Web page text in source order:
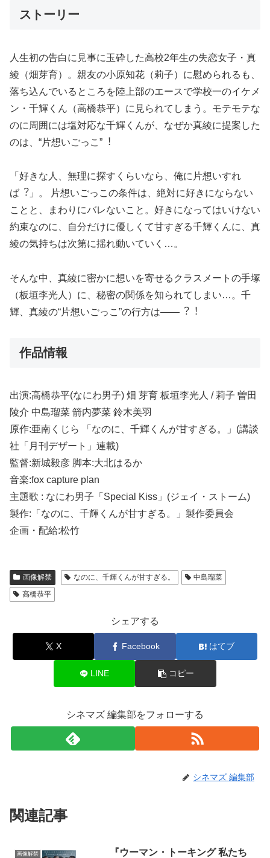
ストーリー
⼈⽣初の告⽩に⾒事に⽟砕した⾼校2年⽣の失恋⼥⼦・真
綾（畑芽育）。親友の⼩原知花（莉⼦）に慰められるも、
落ち込んでいるところを陸上部のエースで学校⼀のイケメ
ン・千輝くん（⾼橋恭平）に⾒られてしまう。モテモテな
のに周囲には塩対応な千輝くんが、なぜか真綾に提案した
のは、“⽚想いごっこ”︕
「好きな⼈、無理に探すくらいなら、俺に⽚想いすれ
ば︖」。 ⽚想いごっこの条件は、絶対に好きにならない
ことと、まわりにバレないこと。好きになってはいけない
約束なのに、⾃分だけに優しくて⽢すぎる千輝くんに、真
綾の気持ちは次第に揺れ動いていく…。
そんな中、真綾に密かに想いを寄せるクラスメートの⼿塚
（板垣李光⼈）に、秘密の関係を知られてしまい…。千
輝、真綾の“⽚想いごっこ”の⾏⽅は――︖︕
作品情報
出演:⾼橋恭平(なにわ男⼦) 畑 芽育 板垣李光⼈ / 莉⼦ 曽⽥
陵介 中島瑠菜 箭内夢菜 鈴⽊美⽻
原作:亜南くじら 「なのに、千輝くんが⽢すぎる。」(講談
社「⽉刊デザート」連載)
監督:新城毅彦 脚本:⼤北はるか
⾳楽:fox capture plan
主題歌 : なにわ男⼦「Special Kiss」(ジェイ・ストーム)
製作:「なのに、千輝くんが⽢すぎる。」製作委員会
企画・配給:松⽵
画像解禁 なのに、千輝くんが甘すぎる。
中島瑠菜
高橋恭平
シェアする
X Facebook はてブ
LINE コピー
シネマズ 編集部をフォローする
シネマズ 編集部
関連記事
画像解禁
『ウーマン・トーキング 私たち